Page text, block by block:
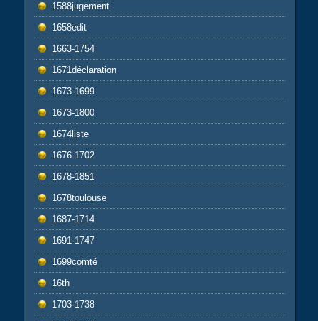
1588jugement
1658edit
1663-1754
1671déclaration
1673-1699
1673-1800
1674liste
1676-1702
1678-1851
1678toulouse
1687-1714
1691-1747
1699comté
16th
1703-1738